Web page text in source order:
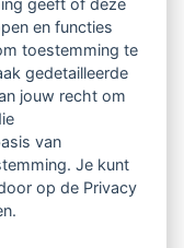
geeft of deze
en functies
toestemming te
gedetailleerde
jouw recht om
van
Je kunt
op de Privacy